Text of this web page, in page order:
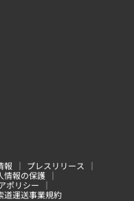
報
プレスリリース
情報の保護
ポリシー
道運送事業規約